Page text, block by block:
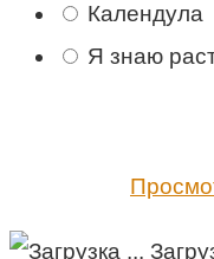
Календула
Я знаю